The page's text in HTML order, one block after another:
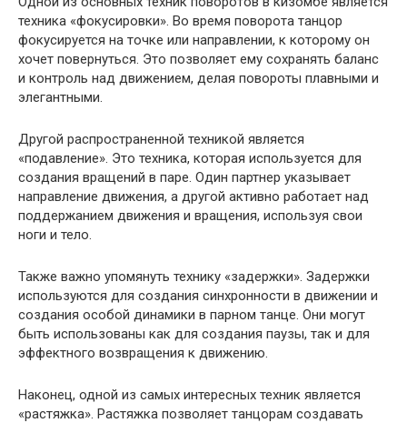
техника «фокусировки». Во время поворота танцор
фокусируется на точке или направлении, к которому он
хочет повернуться. Это позволяет ему сохранять баланс
и контроль над движением, делая повороты плавными и
элегантными.
Другой распространенной техникой является
«подавление». Это техника, которая используется для
создания вращений в паре. Один партнер указывает
направление движения, а другой активно работает над
поддержанием движения и вращения, используя свои
ноги и тело.
Также важно упомянуть технику «задержки». Задержки
используются для создания синхронности в движении и
создания особой динамики в парном танце. Они могут
быть использованы как для создания паузы, так и для
эффектного возвращения к движению.
Наконец, одной из самых интересных техник является
«растяжка». Растяжка позволяет танцорам создавать